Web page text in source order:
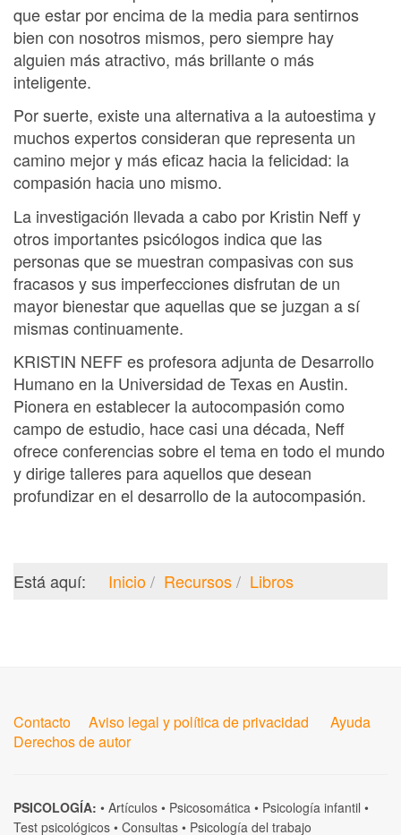
que estar por encima de la media para sentirnos
bien con nosotros mismos, pero siempre hay
alguien más atractivo, más brillante o más
inteligente.
Por suerte, existe una alternativa a la autoestima y
muchos expertos consideran que representa un
camino mejor y más eficaz hacia la felicidad: la
compasión hacia uno mismo.
La investigación llevada a cabo por Kristin Neff y
otros importantes psicólogos indica que las
personas que se muestran compasivas con sus
fracasos y sus imperfecciones disfrutan de un
mayor bienestar que aquellas que se juzgan a sí
mismas continuamente.
KRISTIN NEFF es profesora adjunta de Desarrollo
Humano en la Universidad de Texas en Austin.
Pionera en establecer la autocompasión como
campo de estudio, hace casi una década, Neff
ofrece conferencias sobre el tema en todo el mundo
y dirige talleres para aquellos que desean
profundizar en el desarrollo de la autocompasión.
Está aquí: Inicio Recursos Libros
Contacto Aviso legal y política de privacidad
Ayuda
Derechos de autor
PSICOLOGÍA: • Artículos • Psicosomática • Psicología infantil •
Test psicológicos • Consultas • Psicología del trabajo